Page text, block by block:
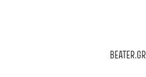
BEATER.GR